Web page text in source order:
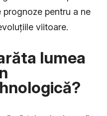
pentru a ne
viitoare.
lumea